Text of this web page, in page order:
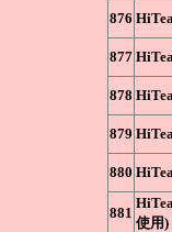
876
877
878
879
880
881
使用)